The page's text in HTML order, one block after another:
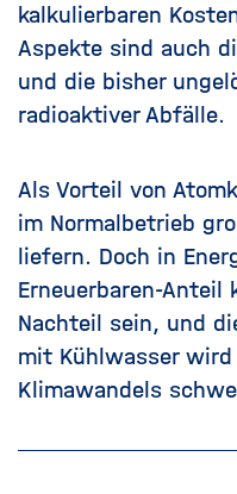
kalkulierbaren
Aspekte sind auch
und die bisher
radioaktiver Abfälle.
Als Vorteil von
im Normalbetrieb
liefern. Doch in
Erneuerbaren-Anteil
Nachteil sein, und
mit Kühlwasser
Klimawandels